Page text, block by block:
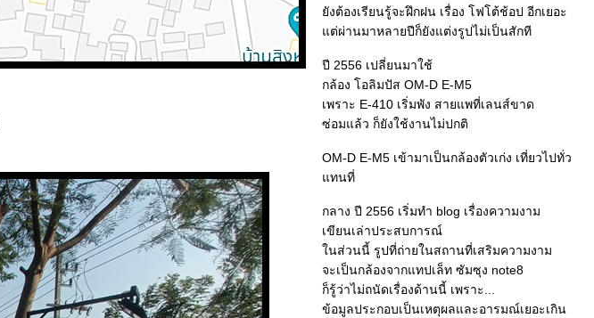
ังต้องเรียนรู้จะฝึกฝน เรื่อง โฟโต้ช้อป อีกเยอะ
ต่ผ่านมาหลายปีก็ยังแต่งรูปไม่เป็นสักที
ปี 2556 เปลี่ยนมาใช้
กล้อง โอลิมปัส OM-D E-M5
เพราะ E-410 เริ่มพัง สายแพที่เลนส์ขาด
ซ่อมแล้ว ก็ยังใช้งานไม่ปกติ
OM-D E-M5 เข้ามาเป็นกล้องตัวเก่ง เที่ยวไปทั่ว
ทนที่
กลาง ปี 2556 เริ่มทำ blog เรื่องความงาม
เขียนเล่าประสบการณ์
นส่วนนี้ รูปที่ถ่ายในสถานที่เสริมความงาม
จะเป็นกล้องจากแทปเล็ท ซัมซุง note8
ก็รู้ว่าไม่ถนัดเรื่องด้านนี้ เพราะ...
ข้อมูลประกอบเป็นเหตุผลและอารมณ์เยอะเกิน